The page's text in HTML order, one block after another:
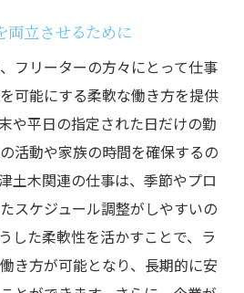
両立させるために
フリーターの方々にとって仕事
可能にする柔軟な働き方を提供
や平日の指定された日だけの勤
活動や家族の時間を確保するの
土木関連の仕事は、季節やプロ
スケジュール調整がしやすいの
した柔軟性を活かすことで、ラ
き方が可能となり、長期的に安